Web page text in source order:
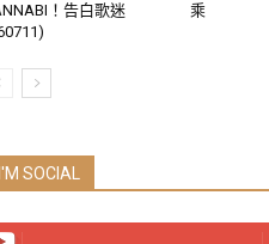
！告白歌迷
乘
I'M SOCIAL